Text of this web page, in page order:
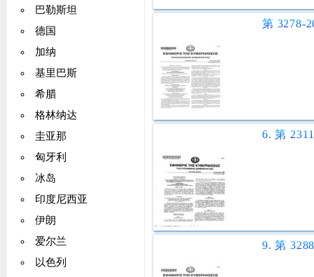
巴勒斯坦
德国
加纳
基里巴斯
希腊
格林纳达
圭亚那
匈牙利
冰岛
印度尼西亚
伊朗
爱尔兰
以色列